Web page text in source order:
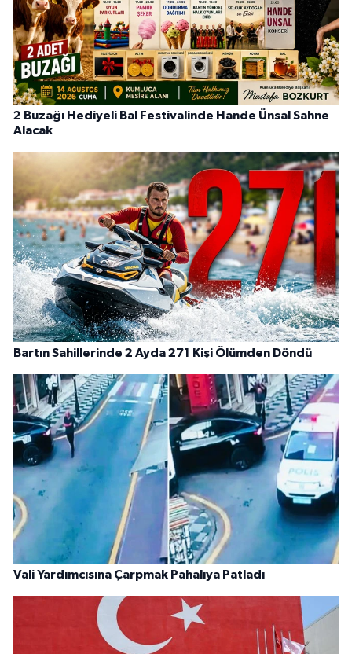
2 Buzağı Hediyeli Bal Festivalinde Hande Ünsal Sahne
Alacak
Bartın Sahillerinde 2 Ayda 271 Kişi Ölümden Döndü
Vali Yardımcısına Çarpmak Pahalıya Patladı